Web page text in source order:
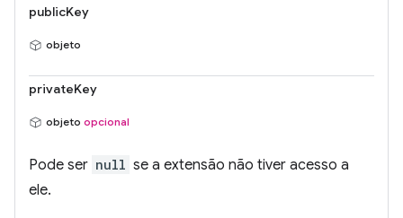
publicKey
objeto
privateKey
objeto opcional
Pode ser null se a extensão não tiver acesso a
ele.